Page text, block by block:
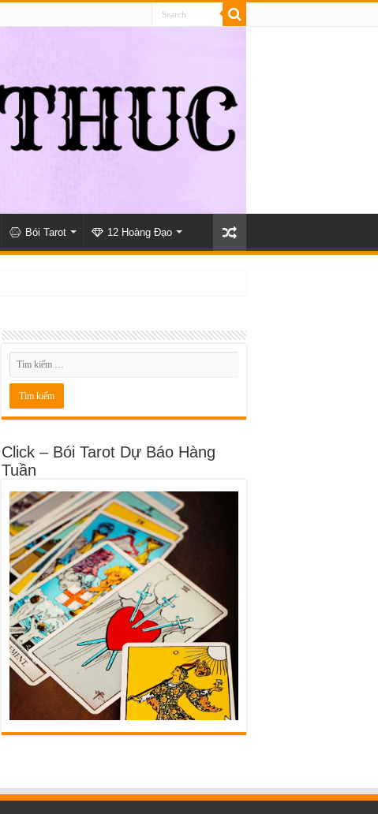
Bói Tarot 12 Hoàng Đạo
Click – Bói Tarot Dự Báo Hàng
Tuần